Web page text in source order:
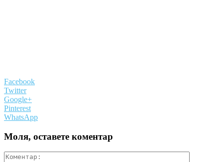
Facebook
Twitter
Google+
Pinterest
WhatsApp
Моля, оставете коментар